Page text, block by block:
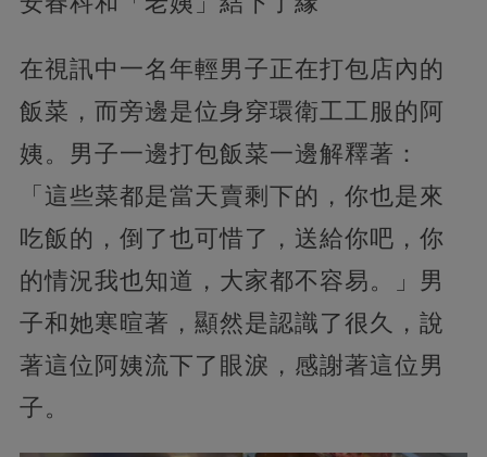
在視訊中一名年輕男子正在打包店內的
飯菜，而旁邊是位身穿環衛工工服的阿
姨。男子一邊打包飯菜一邊解釋著：
「這些菜都是當天賣剩下的，你也是來
吃飯的，倒了也可惜了，送給你吧，你
的情況我也知道，大家都不容易。」男
子和她寒暄著，顯然是認識了很久，說
著這位阿姨流下了眼淚，感謝著這位男
子。